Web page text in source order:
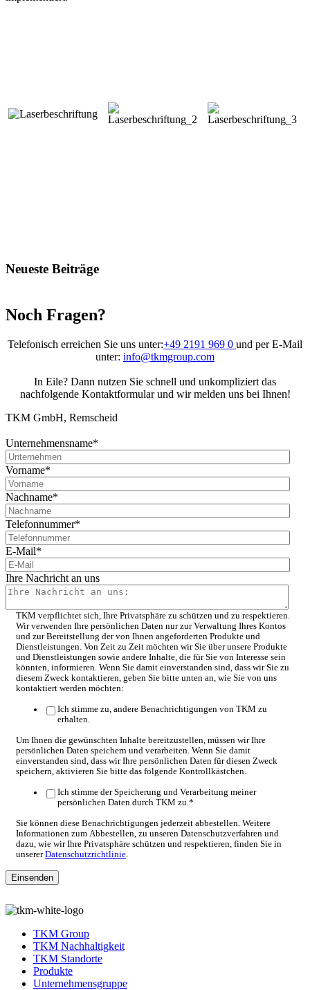
Neueste Beiträge
Noch Fragen?
Telefonisch erreichen Sie uns unter:+49 2191 969 0 und per E-Mail
unter: info@tkmgroup.com
In Eile? Dann nutzen Sie schnell und unkompliziert das
nachfolgende Kontaktformular und wir melden uns bei Ihnen!
TKM GmbH, Remscheid
Unternehmensname*
Vorname*
Nachname*
Telefonnummer*
E-Mail*
Ihre Nachricht an uns
TKM verpflichtet sich, Ihre Privatsphäre zu schützen und zu respektieren.
Wir verwenden Ihre persönlichen Daten nur zur Verwaltung Ihres Kontos
und zur Bereitstellung der von Ihnen angeforderten Produkte und
Dienstleistungen. Von Zeit zu Zeit möchten wir Sie über unsere Produkte
und Dienstleistungen sowie andere Inhalte, die für Sie von Interesse sein
könnten, informieren. Wenn Sie damit einverstanden sind, dass wir Sie zu
diesem Zweck kontaktieren, geben Sie bitte unten an, wie Sie von uns
kontaktiert werden möchten:
Ich stimme zu, andere Benachrichtigungen von TKM zu
erhalten.
Um Ihnen die gewünschten Inhalte bereitzustellen, müssen wir Ihre
persönlichen Daten speichern und verarbeiten. Wenn Sie damit
einverstanden sind, dass wir Ihre persönlichen Daten für diesen Zweck
speichern, aktivieren Sie bitte das folgende Kontrollkästchen.
Ich stimme der Speicherung und Verarbeitung meiner
persönlichen Daten durch TKM zu.*
Sie können diese Benachrichtigungen jederzeit abbestellen. Weitere
Informationen zum Abbestellen, zu unseren Datenschutzverfahren und
dazu, wie wir Ihre Privatsphäre schützen und respektieren, finden Sie in
unsererDatenschutzrichtlinie.
TKM Group
TKM Nachhaltigkeit
TKM Standorte
Produkte
Unternehmensgruppe